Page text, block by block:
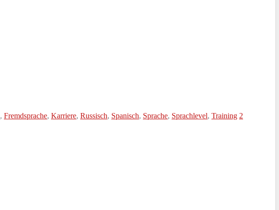
, Fremdsprache, Karriere, Russisch, Spanisch, Sprache, Sprachlevel, Training 2